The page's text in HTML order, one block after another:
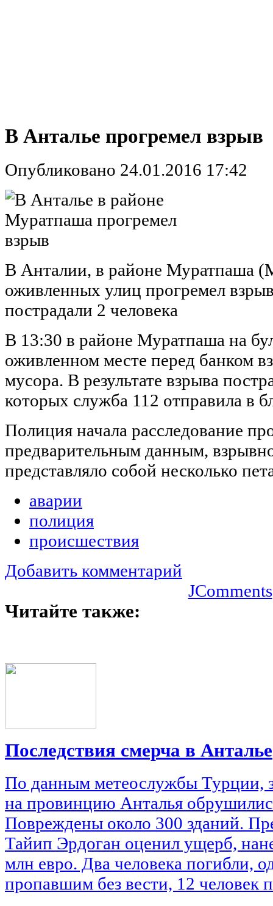
В Анталье прогремел взрыв
Опубликовано 24.01.2016 17:42
В Анталии, в районе Муратпаша
оживленных улиц прогремел
пострадали 2 человека
В 13:30 в районе Муратпаша на
оживленном месте перед банком
мусора. В результате взрыва
которых служба 112 отправила в
Полиция начала расследование
предварительным данным,
представляло собой несколько
аварии
полиция
происшествия
Добавить комментарий
JComments
Читайте также:
Последствия смерча в Анталье
По данным метеослужбы Турции,
на провинцию Анталья
Повреждены около 300 зданий.
Тайип Эрдоган оценил ущерб,
млн евро. Два человека погибли,
пропавшим без вести, 12 человек